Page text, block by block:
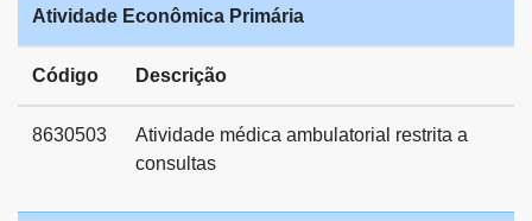
Atividade Econômica Primária
Código Descrição
8630503
Atividade médica ambulatorial restrita a
consultas